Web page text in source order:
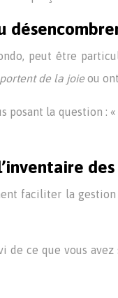
peut être
de la joie ou
posant la question :
faciliter la
ce que vous